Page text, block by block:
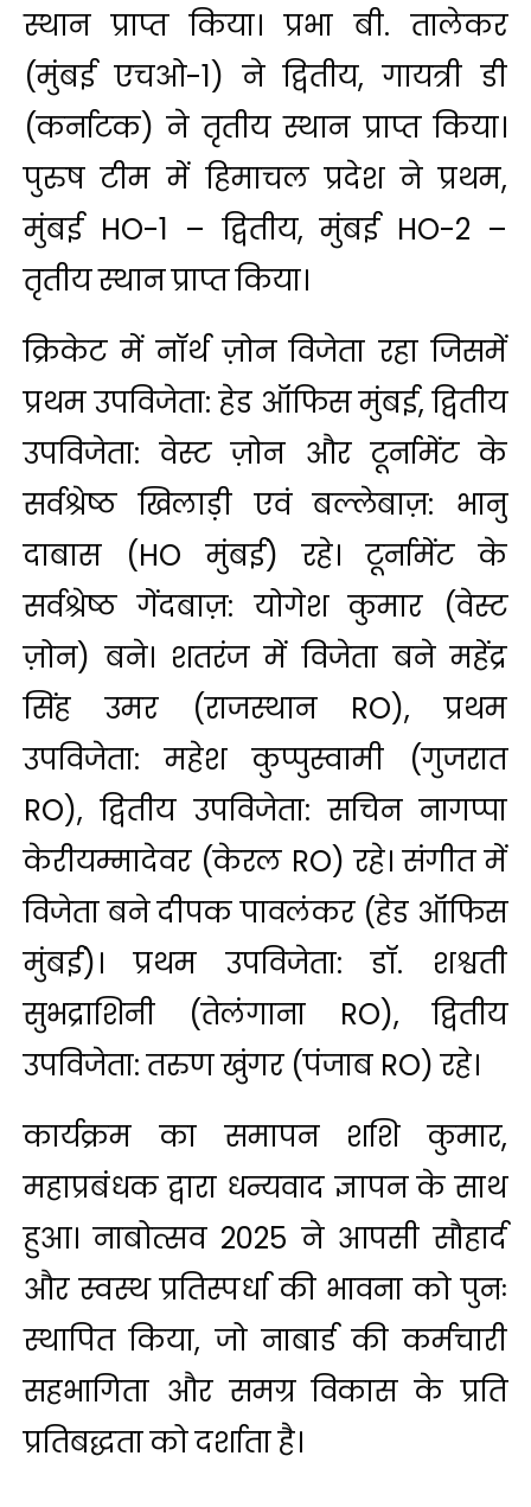
स्थान प्राप्त किया। प्रभा बी. तालेकर
(मुंबई एचओ-1) ने द्वितीय, गायत्री डी
(कर्नाटक) ने तृतीय स्थान प्राप्त किया।
पुरुष टीम में हिमाचल प्रदेश ने प्रथम,
मुंबई HO-1 – द्वितीय, मुंबई HO-2 –
तृतीय स्थान प्राप्त किया।
क्रिकेट में नॉर्थ ज़ोन विजेता रहा जिसमें
प्रथम उपविजेता: हेड ऑफिस मुंबई, द्वितीय
उपविजेता: वेस्ट ज़ोन और टूर्नामेंट के
सर्वश्रेष्ठ खिलाड़ी एवं बल्लेबाज़: भानु
दाबास (HO मुंबई) रहे। टूर्नामेंट के
सर्वश्रेष्ठ गेंदबाज़: योगेश कुमार (वेस्ट
ज़ोन) बने। शतरंज में विजेता बने महेंद्र
सिंह उमर (राजस्थान RO), प्रथम
उपविजेता: महेश कुप्पुस्वामी (गुजरात
RO), द्वितीय उपविजेता: सचिन नागप्पा
केरीयम्मादेवर (केरल RO) रहे। संगीत में
विजेता बने दीपक पावलंकर (हेड ऑफिस
मुंबई)। प्रथम उपविजेता: डॉ. शश्वती
सुभद्राशिनी (तेलंगाना RO), द्वितीय
उपविजेता: तरुण खुंगर (पंजाब RO) रहे।
कार्यक्रम का समापन शशि कुमार,
महाप्रबंधक द्वारा धन्यवाद ज्ञापन के साथ
हुआ। नाबोत्सव 2025 ने आपसी सौहार्द
और स्वस्थ प्रतिस्पर्धा की भावना को पुनः
स्थापित किया, जो नाबार्ड की कर्मचारी
सहभागिता और समग्र विकास के प्रति
प्रतिबद्धता को दर्शाता है।